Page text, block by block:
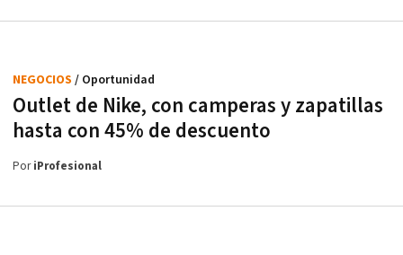
Outlet de Nike, con camperas y zapatillas
hasta con 45% de descuento
NEGOCIOS / Oportunidad
PoriProfesional